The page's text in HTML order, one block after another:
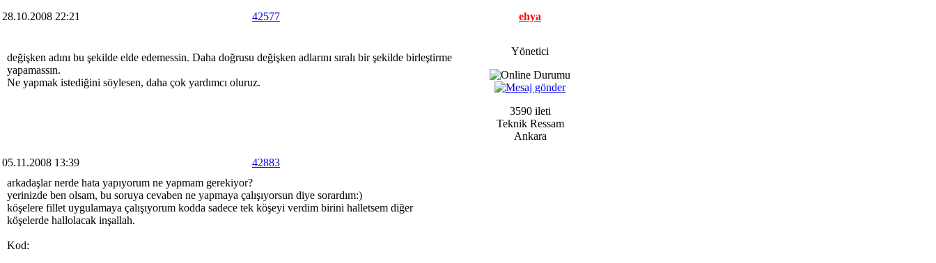
28.10.2008 22:21 42577 ehya
Yönetici
3590 ileti
Teknik Ressam
Ankara
değişken adını bu şekilde elde edemessin. Daha doğrusu değişken adlarını sıralı bir şekilde birleştirme
yapamassın.
Ne yapmak istediğini söylesen, daha çok yardımcı oluruz.
05.11.2008 13:39 42883
arkadaşlar nerde hata yapıyorum ne yapmam gerekiyor?
yerinizde ben olsam, bu soruya cevaben ne yapmaya çalışıyorsun diye sorardım:)
köşelere fillet uygulamaya çalışıyorum kodda sadece tek köşeyi verdim birini halletsem diğer
köşelerde hallolacak inşallah.
Kod: